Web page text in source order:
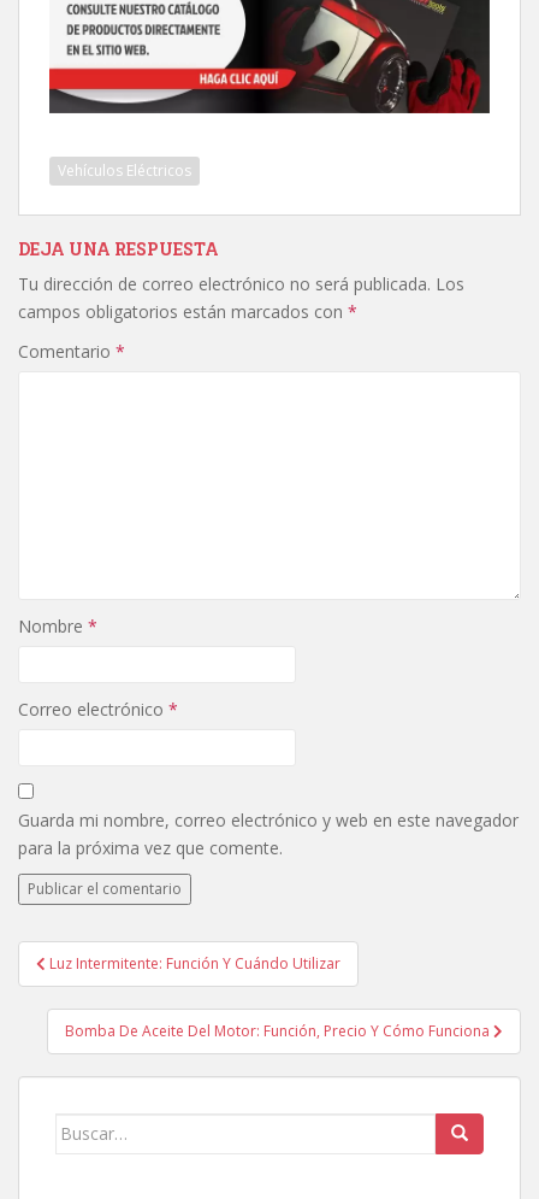
Vehículos Eléctricos
DEJA UNA RESPUESTA
Tu dirección de correo electrónico no será publicada. Los
campos obligatorios están marcados con *
Comentario *
Nombre *
Correo electrónico *
Guarda mi nombre, correo electrónico y web en este navegador
para la próxima vez que comente.
Navegación de entradas
Luz Intermitente: Función Y Cuándo Utilizar
Bomba De Aceite Del Motor: Función, Precio Y Cómo Funciona
Buscar: